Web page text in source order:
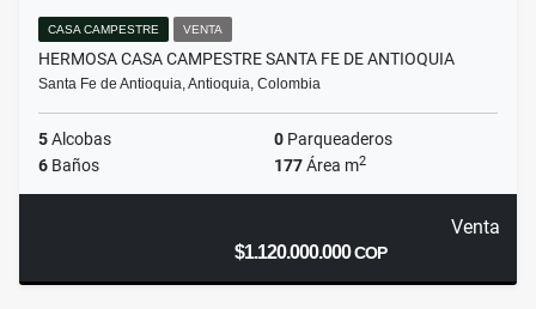
CASA CAMPESTRE VENTA
HERMOSA CASA CAMPESTRE SANTA FE DE ANTIOQUIA
Santa Fe de Antioquia, Antioquia, Colombia
5Alcobas 0 Parqueaderos
6 Baños 177Área m2
Venta
$1.120.000.000COP